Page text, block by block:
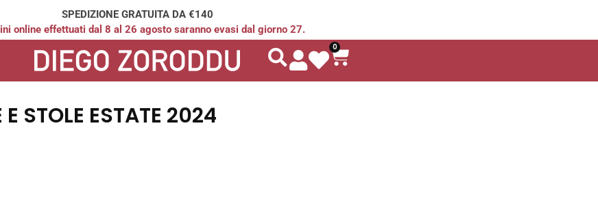
SPEDIZIONE GRATUITA DA €140
online effettuati dal 8 al 26 agosto saranno evasi dal giorno 27.
0
E STOLE ESTATE 2024